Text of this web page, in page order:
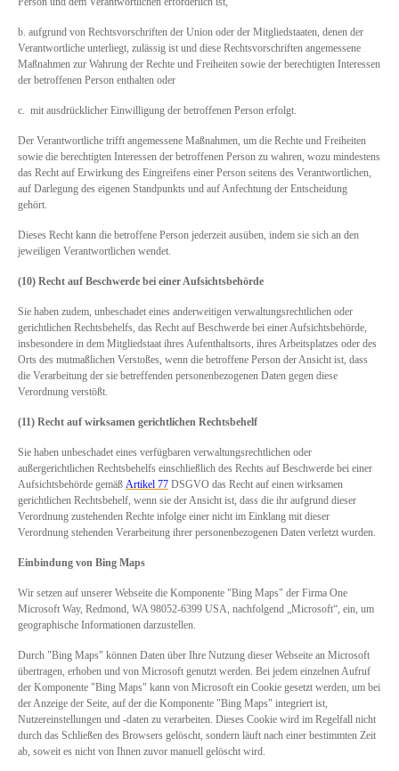
b. aufgrund von Rechtsvorschriften der Union oder der Mitgliedstaaten, denen der
Verantwortliche unterliegt, zulässig ist und diese Rechtsvorschriften angemessene
Maßnahmen zur Wahrung der Rechte und Freiheiten sowie der berechtigten Interessen
der betroffenen Person enthalten oder
c. mit ausdrücklicher Einwilligung der betroffenen Person erfolgt.
Der Verantwortliche trifft angemessene Maßnahmen, um die Rechte und Freiheiten
sowie die berechtigten Interessen der betroffenen Person zu wahren, wozu mindestens
das Recht auf Erwirkung des Eingreifens einer Person seitens des Verantwortlichen,
auf Darlegung des eigenen Standpunkts und auf Anfechtung der Entscheidung
gehört.
Dieses Recht kann die betroffene Person jederzeit ausüben, indem sie sich an den
jeweiligen Verantwortlichen wendet.
(10) Recht auf Beschwerde bei einer Aufsichtsbehörde
Sie haben zudem, unbeschadet eines anderweitigen verwaltungsrechtlichen oder
gerichtlichen Rechtsbehelfs, das Recht auf Beschwerde bei einer Aufsichtsbehörde,
insbesondere in dem Mitgliedstaat ihres Aufenthaltsorts, ihres Arbeitsplatzes oder des
Orts des mutmaßlichen Verstoßes, wenn die betroffene Person der Ansicht ist, dass
die Verarbeitung der sie betreffenden personenbezogenen Daten gegen diese
Verordnung verstößt.
(11) Recht auf wirksamen gerichtlichen Rechtsbehelf
Sie haben unbeschadet eines verfügbaren verwaltungsrechtlichen oder
außergerichtlichen Rechtsbehelfs einschließlich des Rechts auf Beschwerde bei einer
Aufsichtsbehörde gemäß Artikel 77 DSGVO das Recht auf einen wirksamen
gerichtlichen Rechtsbehelf, wenn sie der Ansicht ist, dass die ihr aufgrund dieser
Verordnung zustehenden Rechte infolge einer nicht im Einklang mit dieser
Verordnung stehenden Verarbeitung ihrer personenbezogenen Daten verletzt wurden.
Einbindung von Bing Maps
Wir setzen auf unserer Webseite die Komponente "Bing Maps" der Firma One
Microsoft Way, Redmond, WA 98052-6399 USA, nachfolgend „Microsoft“, ein, um
geographische Informationen darzustellen.
Durch "Bing Maps" können Daten über Ihre Nutzung dieser Webseite an Microsoft
übertragen, erhoben und von Microsoft genutzt werden. Bei jedem einzelnen Aufruf
der Komponente "Bing Maps" kann von Microsoft ein Cookie gesetzt werden, um bei
der Anzeige der Seite, auf der die Komponente "Bing Maps" integriert ist,
Nutzereinstellungen und -daten zu verarbeiten. Dieses Cookie wird im Regelfall nicht
durch das Schließen des Browsers gelöscht, sondern läuft nach einer bestimmten Zeit
ab, soweit es nicht von Ihnen zuvor manuell gelöscht wird.